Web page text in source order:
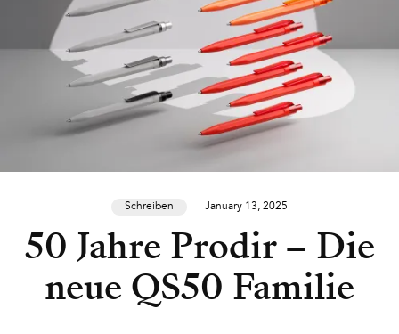
Schreiben January 13, 2025
50 Jahre Prodir – Die
neue QS50 Familie